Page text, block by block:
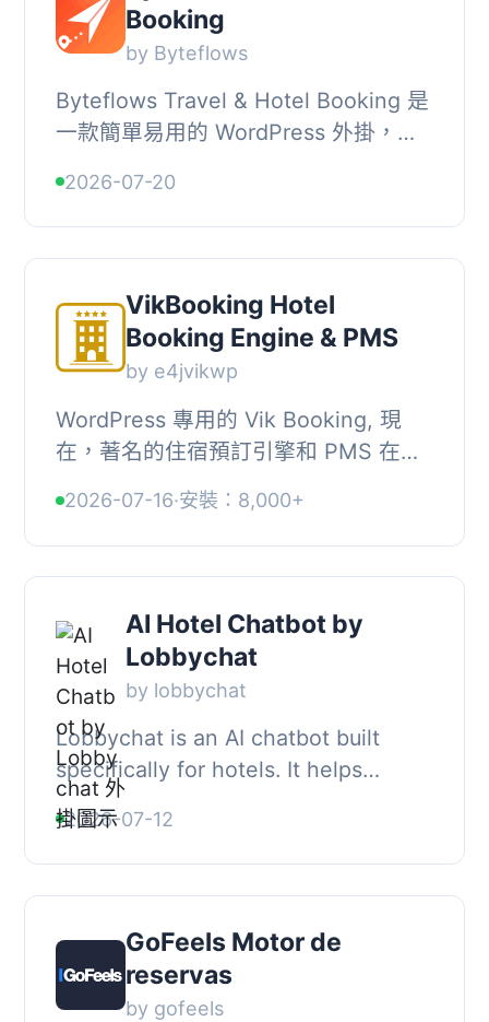
Booking
by Byteflows
Byteflows Travel & Hotel Booking 是
一款簡單易用的 WordPress 外掛，專
遊業者、旅行社、冒險公司或酒店，皆
可透過...
2026-07-20
VikBooking Hotel
Booking Engine & PMS
by e4jvikwp
WordPress 專用的 Vik Booking, 現
在，著名的住宿預訂引擎和 PMS 在線
推出了！, 如果您正在尋找可靠的住宿
預訂系統，包括...
2026-07-16·安裝：8,000+
AI Hotel Chatbot by
Lobbychat
by lobbychat
Lobbychat is an AI chatbot built
specifically for hotels. It helps
guests find information quickly and
easily by answering questions based
on your ...
2026-07-12
GoFeels Motor de
reservas
by gofeels